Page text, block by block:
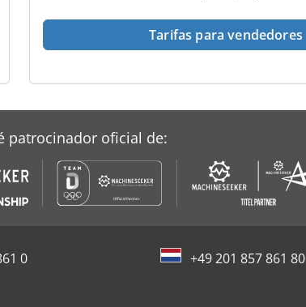
Tarifas para vendedores
patrocinador oficial de:
0
+49 201 857 861 80